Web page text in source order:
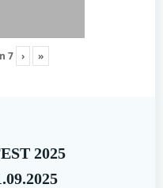
7 › »
2025